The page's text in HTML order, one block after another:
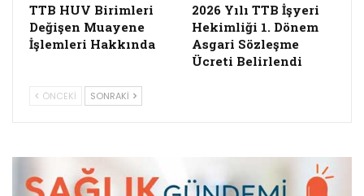
TTB HUV Birimleri
Değişen Muayene
İşlemleri Hakkında
2026 Yılı TTB İşyeri
Hekimliği 1. Dönem
Asgari Sözleşme
Ücreti Belirlendi
ÖNCEKI SONRAKI